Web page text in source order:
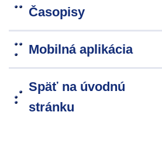
Časopisy
Mobilná aplikácia
Späť na úvodnú
stránku